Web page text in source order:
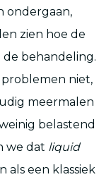
ondergaan,
zien hoe de
behandeling.
niet,
meermalen
belastend
we dat liquid
als een klassiek